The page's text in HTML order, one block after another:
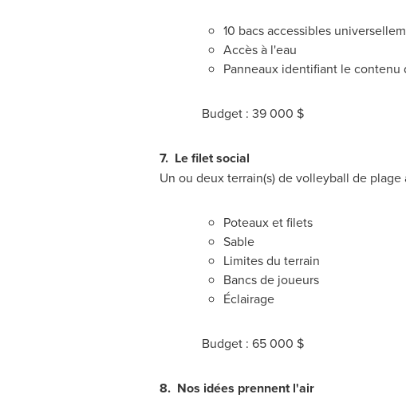
10 bacs accessibles
Accès à l'eau
Panneaux identifiant le contenu
Budget : 39 000 $
7. Le filet social
Un ou deux terrain(s) de volleyball de plage
Poteaux et filets
Sable
Limites du terrain
Bancs de joueurs
Éclairage
Budget : 65 000 $
8. Nos idées prennent l'air